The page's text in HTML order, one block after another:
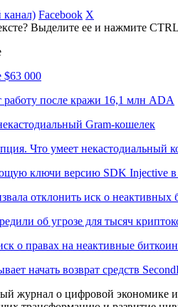
канал) Facebook X
Выделите ее и нажмите
$63 000
работу после кражи 16,1 млн ADA
Gram-кошелек
Что умеет некастодиальный
ключи версию SDK Injective в
отклонить иск о неактивных
об угрозе для тысяч
о правах на неактивные
начать возврат средств
журнал о цифровой экономике и